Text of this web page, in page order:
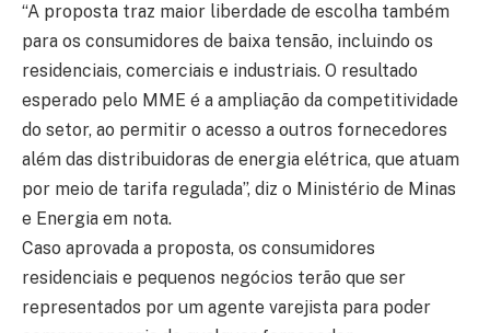
“A proposta traz maior liberdade de escolha também
para os consumidores de baixa tensão, incluindo os
residenciais, comerciais e industriais. O resultado
esperado pelo MME é a ampliação da competitividade
do setor, ao permitir o acesso a outros fornecedores
além das distribuidoras de energia elétrica, que atuam
por meio de tarifa regulada”, diz o Ministério de Minas
e Energia em nota.
Caso aprovada a proposta, os consumidores
residenciais e pequenos negócios terão que ser
representados por um agente varejista para poder